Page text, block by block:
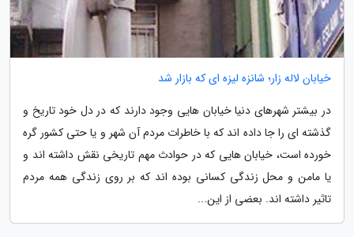
خیابان لاله زار؛ شانزه لیزه ای که بازار شد
در بیشتر شهرهای دنیا خیابان هایی وجود دارند که در دل خود تاریخ و
گذشته ای را جا داده اند که با خاطرات مردم آن شهر و یا حتی کشور گره
خورده است، خیابان هایی که در حوادث مهم تاریخی نقش داشته اند و
یا مامن و محل زندگی کسانی بوده اند که بر روی زندگی همه مردم
تاثیر داشته اند. بعضی از این...